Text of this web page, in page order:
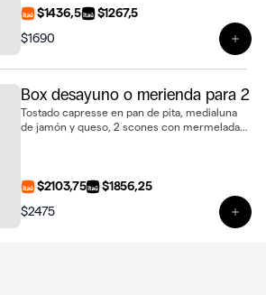
$1436,5
$1267,5
$1690
Ver
Box desayuno o merienda para 2
Tostado capresse en pan de pita, medialuna
de jamón y queso, 2 scones con mermelada
$2103,75
$1856,25
$2475